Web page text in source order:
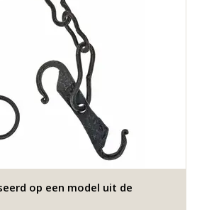
op een model uit de